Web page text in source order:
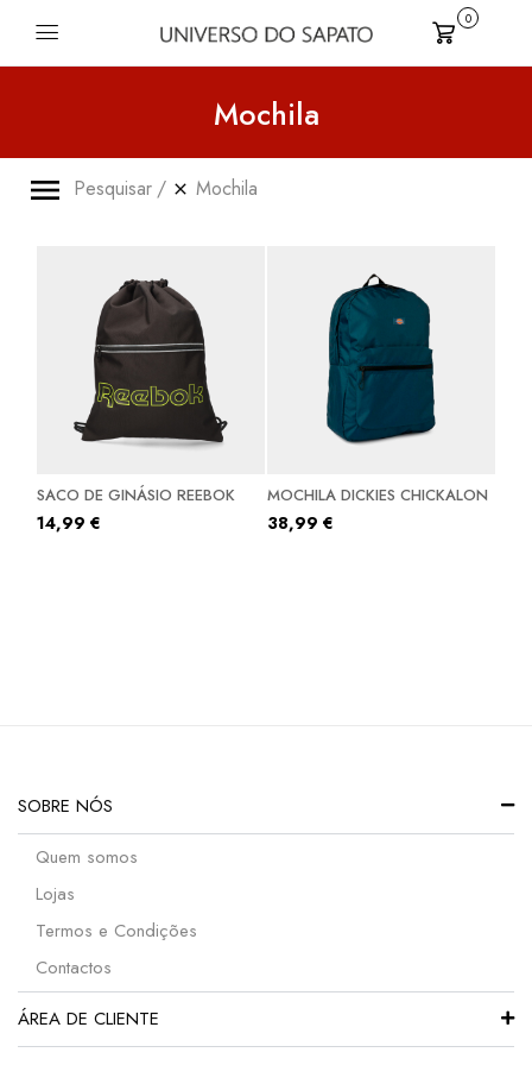
Carrinho
0
Mochila
Pesquisar Mochila
SACO DE GINÁSIO REEBOK
14,99 €
MOCHILA DICKIES CHICKALON
38,99 €
SOBRE NÓS
Quem somos
Lojas
Termos e Condições
Contactos
ÁREA DE CLIENTE